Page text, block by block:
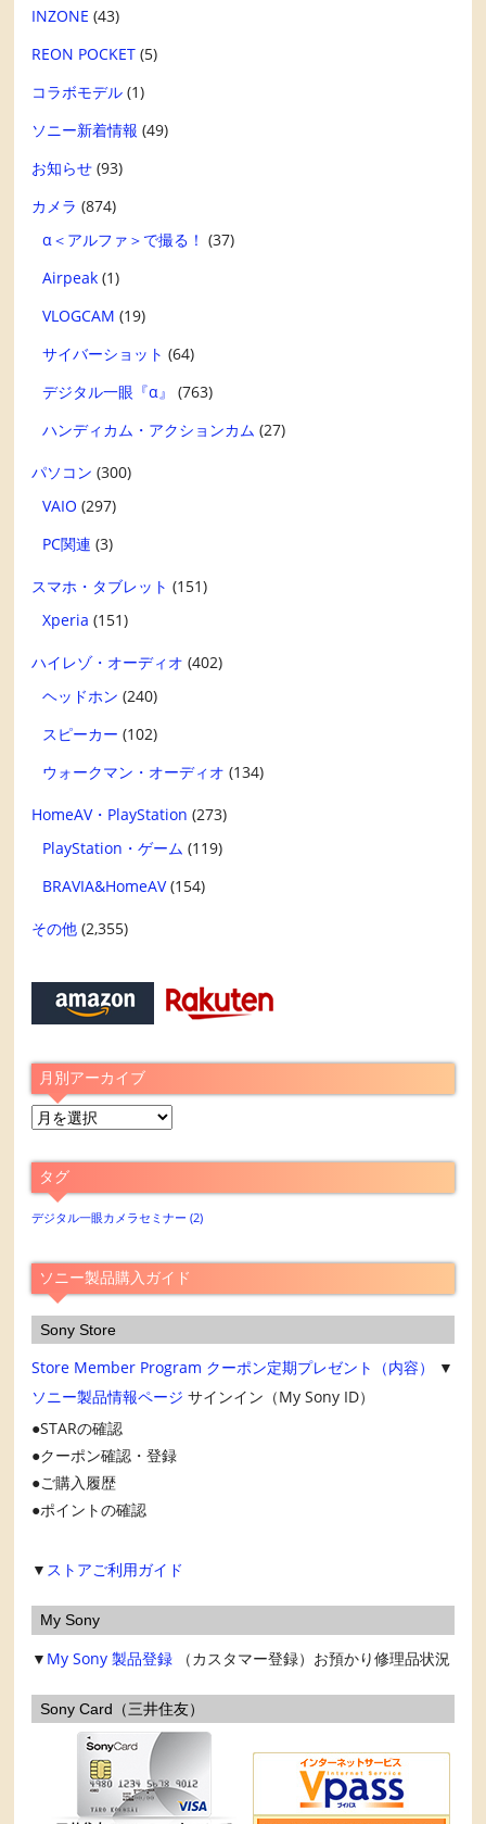
INZONE (43)
REON POCKET (5)
コラボモデル (1)
ソニー新着情報 (49)
お知らせ (93)
カメラ (874)
α＜アルファ＞で撮る！ (37)
Airpeak (1)
VLOGCAM (19)
サイバーショット (64)
デジタル一眼『α』
(763)
ハンディカム・アクションカム (27)
パソコン (300)
VAIO (297)
PC関連 (3)
スマホ・タブレット (151)
Xperia (151)
ハイレゾ・オーディオ (402)
ヘッドホン (240)
スピーカー (102)
ウォークマン・オーディオ (134)
HomeAV・PlayStation (273)
PlayStation・ゲーム (119)
BRAVIA&HomeAV(154)
その他 (2,355)
月別アーカイブ
月
ア
ー
カ
ブ
タグ
デジタル一眼カメラセミナー (2)
ソニー製品購入ガイド
Sony Store
Store Member Program クーポン定期プレゼント（内容）
▼
ソニー製品情報ページ サインイン（My Sony ID）
STARの確認
クーポン確認・登録
ご購入履歴
ポイントの確認
▼ ストアご利用ガイド
My Sony
▼ My Sony 製品登録 （カスタマー登録）お預かり修理品状況
Sony Card（三井住友）